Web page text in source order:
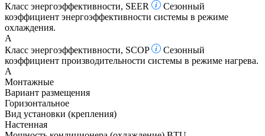
Класс энергоэффективности, SEER
Сезонный
коэффициент энергоэффективности системы в режиме
охлаждения.
A
Класс энергоэффективности, SCOP
Сезонный
коэффициент производительности системы в режиме нагрева.
A
Монтажные
Вариант размещения
Горизонтальное
Вид установки (крепления)
Настенная